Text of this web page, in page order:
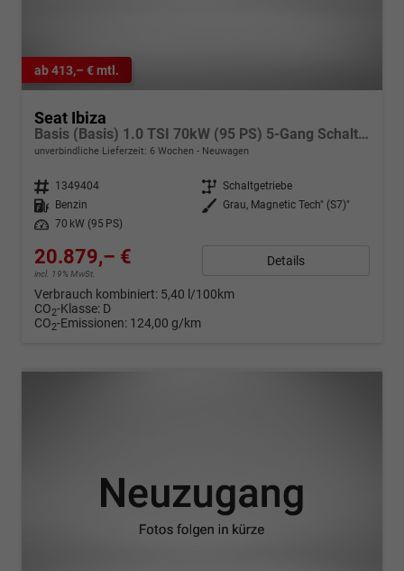
ab 413,– € mtl.
Seat Ibiza
Basis (Basis) 1.0 TSI 70kW (95 PS) 5-Gang Schaltgetriebe
unverbindliche Lieferzeit: 6 Wochen Neuwagen
Fahrzeugnr. 1349404 Getriebe Schaltgetriebe
Kraftstoff
Benzin Außenfarbe
Grau, Magnetic Tech" (S7)"
Leistung
70 kW (95 PS)
20.879,– €
incl. 19% MwSt.
Details
Verbrauch kombiniert: 5,40 l/100km
CO2-Klasse: D
CO2-Emissionen: 124,00 g/km